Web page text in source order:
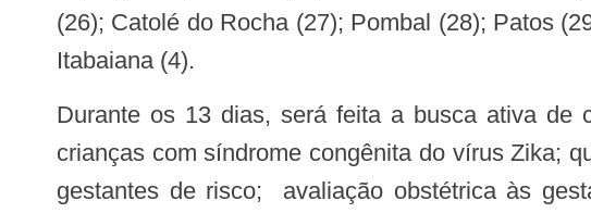
(26); Catolé do Rocha (27); Pombal (28); Patos
Itabaiana (4).
Durante os 13 dias, será feita a busca ativa de crianças com cardiopatias; deformidades osteoarticulares; monitoramento de
crianças com síndrome congênita do vírus Zika;
gestantes de risco; avaliação obstétrica às